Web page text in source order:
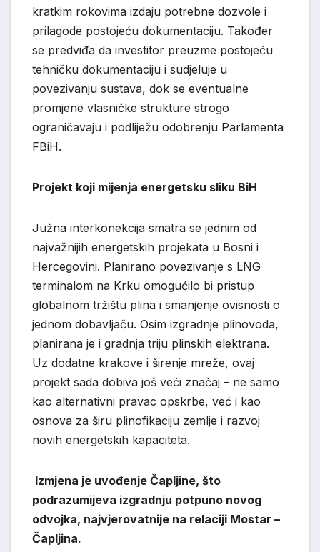
kratkim rokovima izdaju potrebne dozvole i
prilagode postojeću dokumentaciju. Također
se predviđa da investitor preuzme postojeću
tehničku dokumentaciju i sudjeluje u
povezivanju sustava, dok se eventualne
promjene vlasničke strukture strogo
ograničavaju i podliježu odobrenju Parlamenta
FBiH.
Projekt koji mijenja energetsku sliku BiH
Južna interkonekcija smatra se jednim od
najvažnijih energetskih projekata u Bosni i
Hercegovini. Planirano povezivanje s LNG
terminalom na Krku omogućilo bi pristup
globalnom tržištu plina i smanjenje ovisnosti o
jednom dobavljaču. Osim izgradnje plinovoda,
planirana je i gradnja triju plinskih elektrana.
Uz dodatne krakove i širenje mreže, ovaj
projekt sada dobiva još veći značaj – ne samo
kao alternativni pravac opskrbe, već i kao
osnova za širu plinofikaciju zemlje i razvoj
novih energetskih kapaciteta.
Izmjena je uvođenje Čapljine, što
podrazumijeva izgradnju potpuno novog
odvojka, najvjerovatnije na relaciji Mostar –
Čapljina.